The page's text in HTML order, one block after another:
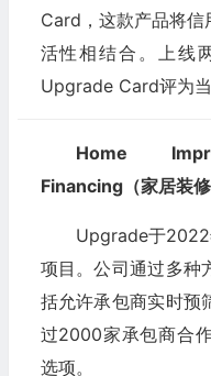
Card，这款产品将信
活性相结合。上线
Upgrade Card评为当
Home
Financing（家居装修
Upgrade于
项目。公司通过多种
括允许承包商实时预
过2000家承包商合
选项。